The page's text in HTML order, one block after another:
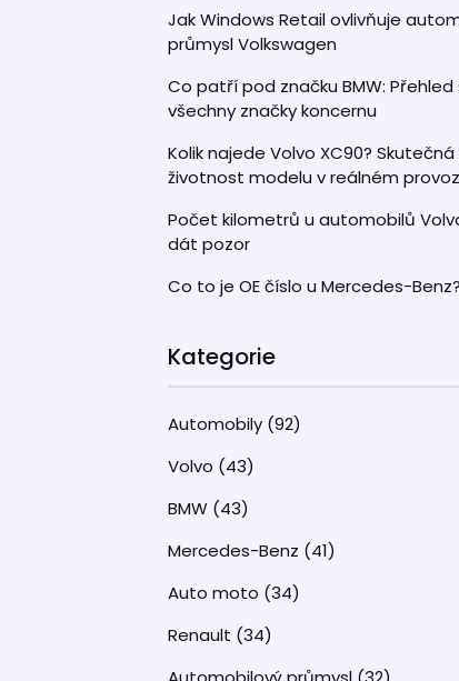
Jak Windows Retail ovlivňuje
průmysl Volkswagen
Co patří pod značku BMW: Přehled
všechny značky koncernu
Kolik najede Volvo XC90?
životnost modelu v reálném
Počet kilometrů u automobilů
dát pozor
Co to je OE číslo u Mercedes-Benz?
Kategorie
Automobily (92)
Volvo (43)
BMW (43)
Mercedes-Benz (41)
Auto moto (34)
Renault (34)